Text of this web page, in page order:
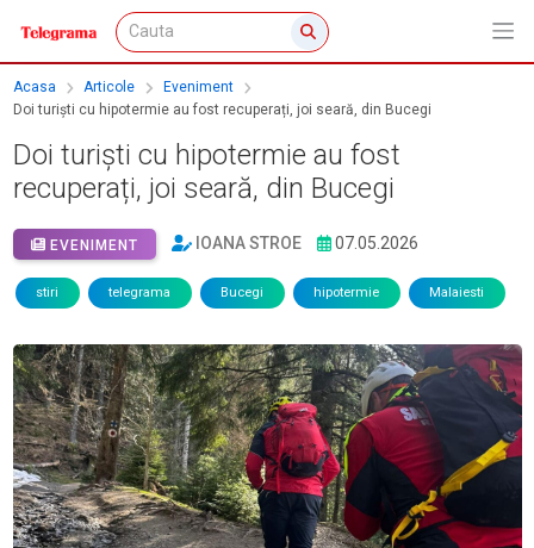
Acasa Articole
Eveniment
Doi turiști cu hipotermie au fost recuperați, joi seară, din Bucegi
Doi turiști cu hipotermie au fost
recuperați, joi seară, din Bucegi
EVENIMENT IOANA STROE 07.05.2026
stiri telegrama Bucegi hipotermie Malaiesti